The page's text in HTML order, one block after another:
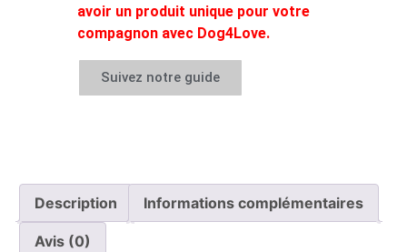
avoir un produit unique pour votre
compagnon avec Dog4Love.
Suivez notre guide
JE SUIS UNIQUE
Description Informations complémentaires
Avis (0)